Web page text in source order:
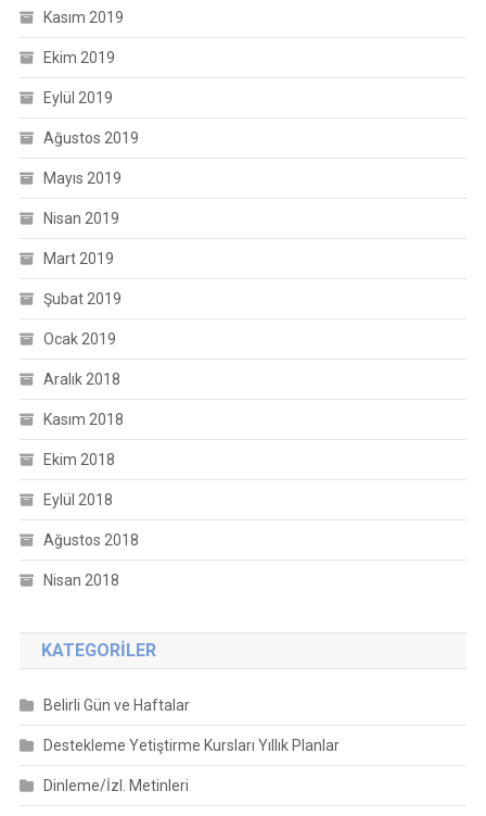
Kasım 2019
Ekim 2019
Eylül 2019
Ağustos 2019
Mayıs 2019
Nisan 2019
Mart 2019
Şubat 2019
Ocak 2019
Aralık 2018
Kasım 2018
Ekim 2018
Eylül 2018
Ağustos 2018
Nisan 2018
KATEGORILER
Belirli Gün ve Haftalar
Destekleme Yetiştirme Kursları Yıllık Planlar
Dinleme/İzl. Metinleri